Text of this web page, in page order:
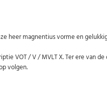
heer magnentius vorme en
VOT / V / MVLT X. Ter ere van
volgen.